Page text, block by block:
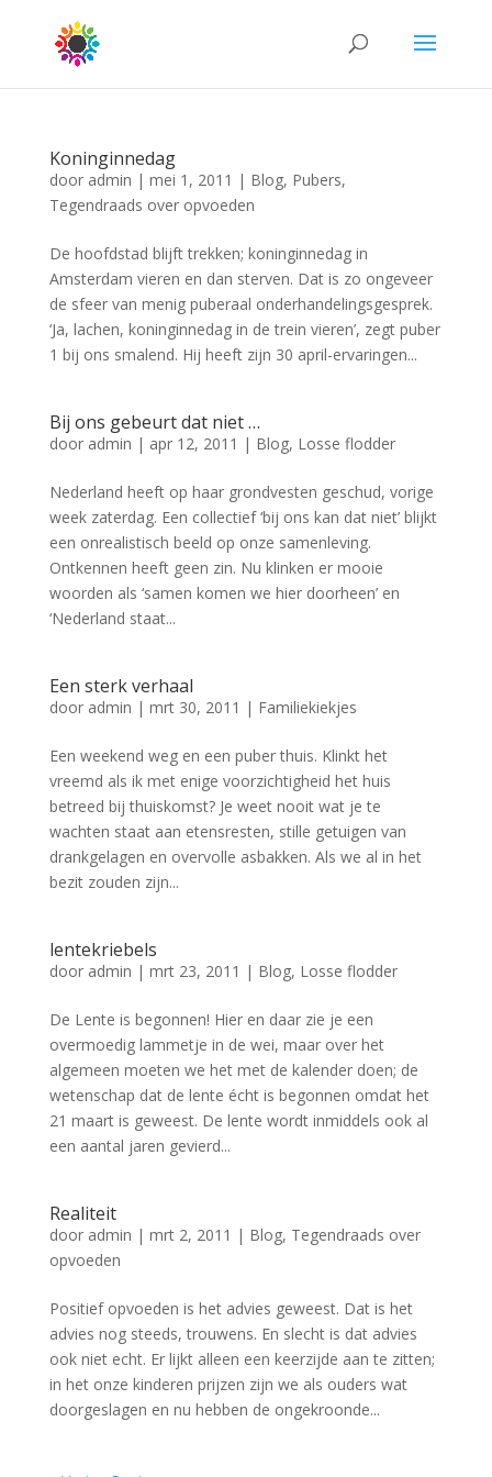
Koninginnedag
door admin | mei 1, 2011 | Blog, Pubers,
Tegendraads over opvoeden
De hoofdstad blijft trekken; koninginnedag in
Amsterdam vieren en dan sterven. Dat is zo ongeveer
de sfeer van menig puberaal onderhandelingsgesprek.
‘Ja, lachen, koninginnedag in de trein vieren’, zegt puber
1 bij ons smalend. Hij heeft zijn 30 april-ervaringen...
Bij ons gebeurt dat niet …
door admin | apr 12, 2011 | Blog, Losse flodder
Nederland heeft op haar grondvesten geschud, vorige
week zaterdag. Een collectief ‘bij ons kan dat niet’ blijkt
een onrealistisch beeld op onze samenleving.
Ontkennen heeft geen zin. Nu klinken er mooie
woorden als ‘samen komen we hier doorheen’ en
‘Nederland staat...
Een sterk verhaal
door admin | mrt 30, 2011 | Familiekiekjes
Een weekend weg en een puber thuis. Klinkt het
vreemd als ik met enige voorzichtigheid het huis
betreed bij thuiskomst? Je weet nooit wat je te
wachten staat aan etensresten, stille getuigen van
drankgelagen en overvolle asbakken. Als we al in het
bezit zouden zijn...
lentekriebels
door admin | mrt 23, 2011 | Blog, Losse flodder
De Lente is begonnen! Hier en daar zie je een
overmoedig lammetje in de wei, maar over het
algemeen moeten we het met de kalender doen; de
wetenschap dat de lente écht is begonnen omdat het
21 maart is geweest. De lente wordt inmiddels ook al
een aantal jaren gevierd...
Realiteit
door admin | mrt 2, 2011 | Blog, Tegendraads over
opvoeden
Positief opvoeden is het advies geweest. Dat is het
advies nog steeds, trouwens. En slecht is dat advies
ook niet echt. Er lijkt alleen een keerzijde aan te zitten;
in het onze kinderen prijzen zijn we als ouders wat
doorgeslagen en nu hebben de ongekroonde...